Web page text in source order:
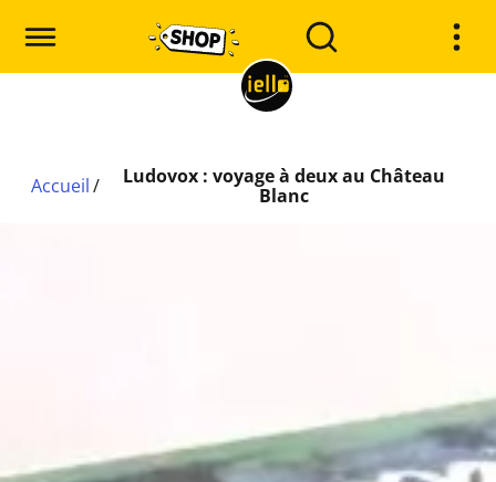
Accueil/
Ludovox : voyage à deux au Château
Blanc